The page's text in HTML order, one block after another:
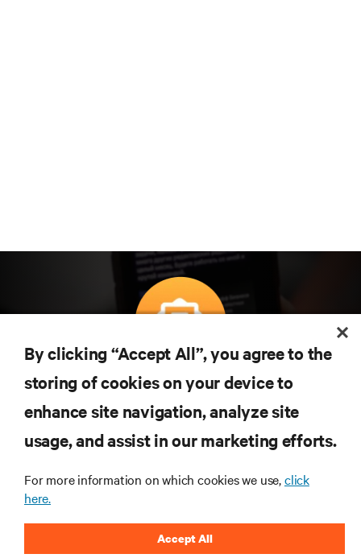
Subscreva para obter as últimas tendências em
tecnologia
Receba atualizações regulares sobre os tópicos
mais importantes da indústria, com discussões mais
recentes e perspetivas especializadas sobre gestão
By clicking “Accept All”, you agree to the
storing of cookies on your device to
enhance site navigation, analyze site
usage, and assist in our marketing efforts.
For more information on which cookies we use,click
here.
Accept All